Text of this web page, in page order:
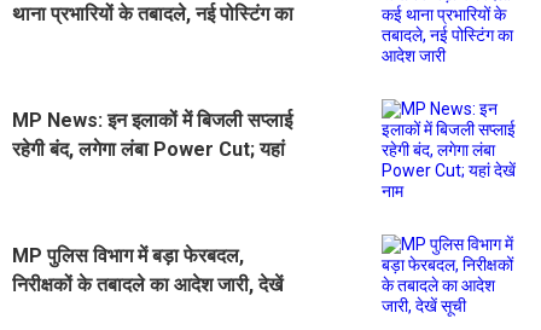
थाना प्रभारियों के तबादले, नई पोस्टिंग का
MP News: इन इलाकों में बिजली सप्लाई
रहेगी बंद, लगेगा लंबा Power Cut; यहां
MP पुलिस विभाग में बड़ा फेरबदल,
निरीक्षकों के तबादले का आदेश जारी, देखें